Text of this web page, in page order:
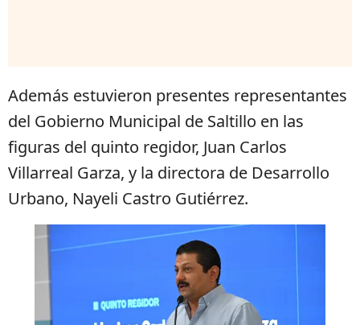
Además estuvieron presentes representantes
del Gobierno Municipal de Saltillo en las
figuras del quinto regidor, Juan Carlos
Villarreal Garza, y la directora de Desarrollo
Urbano, Nayeli Castro Gutiérrez.